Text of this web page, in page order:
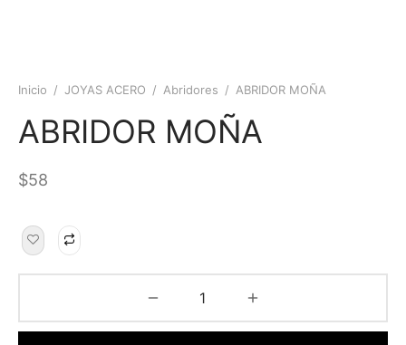
Inicio / JOYAS ACERO / Abridores / ABRIDOR MOÑA
ABRIDOR MOÑA
$58